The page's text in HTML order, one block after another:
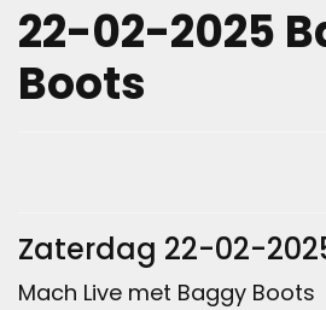
22-02-2025
Boots
Zaterdag 22-02-
Mach Live met Baggy Boots